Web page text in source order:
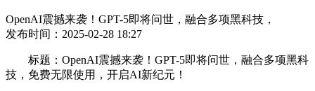
OpenAI震撼来袭！GPT-5即将问世，融合多项黑科技，
发布时间：2025-02-28 18:27
标题：OpenAI震撼来袭！GPT-5即将问世，融合多项黑科
技，免费无限使用，开启AI新纪元！